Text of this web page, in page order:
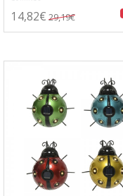
14,82€ 29,19€